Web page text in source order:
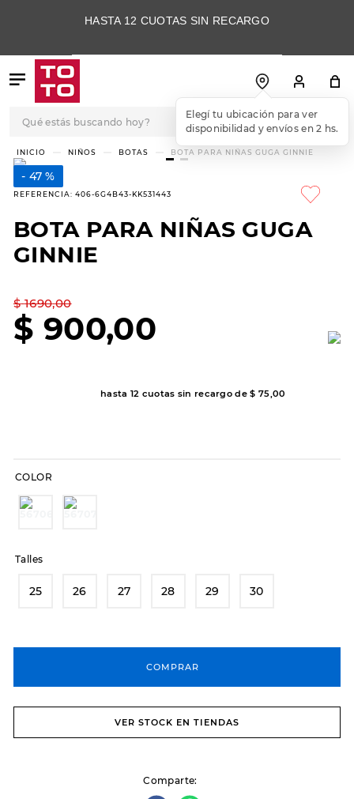
HASTA 12 CUOTAS SIN RECARGO
Elegí tu ubicación para ver
disponibilidad y envíos en 2 hs.
NIÑOS BOTAS BOTA PARA NIÑAS GUGA GINNIE
47 %
REFERENCIA: 406-6G4B43-KK531443
BOTA PARA NIÑAS GUGA
GINNIE
$ 1690,00
$ 900,00
hasta 12 cuotas sin recargo de$ 75,00
COLOR
Talles
25 26 27 28 29 30
COMPRAR
VER STOCK EN TIENDAS
Comparte
TÉRMINOS MÁS
BUSCADOS
.